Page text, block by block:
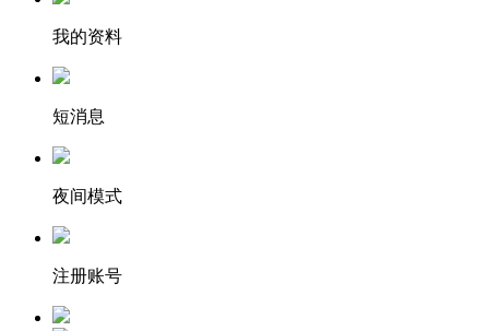
我的资料
短消息
夜间模式
注册账号